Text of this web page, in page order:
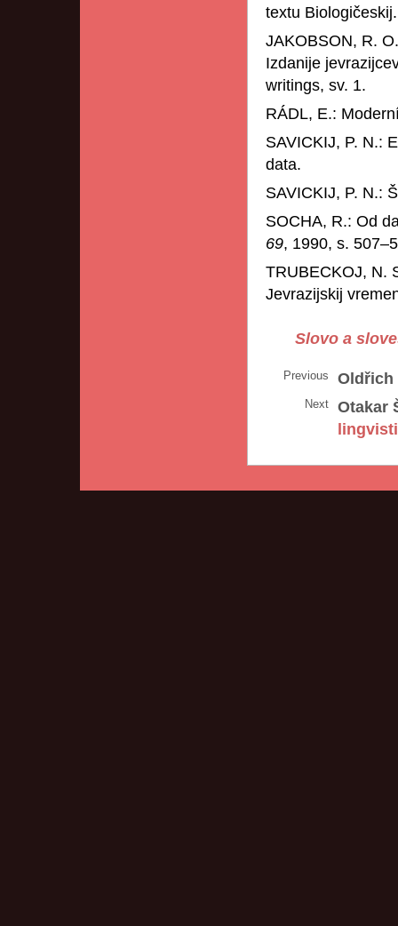
textu Biologičeskij.
JAKOBSON, R.
Izdanije
writings, sv. 1.
RÁDL, E.:
SAVICKIJ, P. N.:
data.
SAVICKIJ, P. N.:
SOCHA, R.: Od
69, 1990, s.
TRUBECKOJ, N.
Jevrazijskij
Slovo a
Previous Oldřich
Next
Otakar